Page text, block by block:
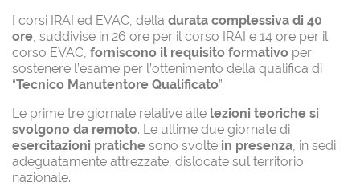
I corsi IRAI ed EVAC, della durata complessiva di 40
ore, suddivise in 26 ore per il corso IRAI e 14 ore per il
corso EVAC, forniscono il requisito formativo per
sostenere l’esame per l’ottenimento della qualifica di
“Tecnico Manutentore Qualificato”.
Le prime tre giornate relative alle lezioni teoriche si
svolgono da remoto. Le ultime due giornate di
esercitazioni pratiche sono svolte in presenza, in sedi
adeguatamente attrezzate, dislocate sul territorio
nazionale.